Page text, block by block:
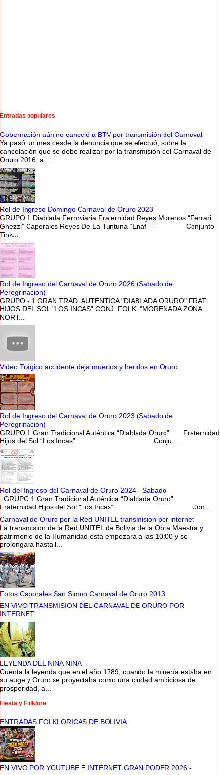
Entradas populares
Gobernación aún no canceló a BTV por transmisión del Carnaval
Ya pasó un mes desde la denuncia que se efectuó, sobre la
cancelación que se debe realizar por la transmisión del Carnaval de
Oruro 2016, a ...
Rol de Ingreso Domingo Carnaval de Oruro 2023
GRUPO 1 Diablada Ferroviaria Fraternidad Reyes Morenos “Ferrari
Ghezzi” Caporales Reyes De La Tuntuna “Enaf ” Conjunto
Tink...
Rol de Ingreso del Carnaval de Oruro 2026 (Sabado de
Peregrinación)
GRUPO - 1 GRAN TRAD. AUTÉNTICA "DIABLADA ORURO" FRAT.
HIJOS DEL SOL "LOS INCAS" CONJ. FOLK. "MORENADA ZONA
NORT...
Video Trágico accidente deja muertos y heridos en Oruro
Rol de Ingreso del Carnaval de Oruro 2023 (Sabado de
Peregrinación)
GRUPO 1 Gran Tradicional Auténtica “Diablada Oruro” Fraternidad
Hijos del Sol “Los Incas” Conju...
Rol del Ingreso del Carnaval de Oruro 2024 - Sabado
GRUPO 1 Gran Tradicional Auténtica “Diablada Oruro”
Fraternidad Hijos del Sol “Los Incas” Con...
Carnaval de Oruro por la Red UNITEL transmision por internet
La transmision de la Red UNITEL de Bolivia de la Obra Maestra y
patrimonio de la Humanidad esta empezara a las 10:00 y se
prolongara hasta l...
Fotos Caporales San Simon Carnaval de Oruro 2013
EN VIVO TRANSMISION DEL CARNAVAL DE ORURO POR
INTERNET
LEYENDA DEL NINA NINA
Cuenta la leyenda que en el año 1789, cuando la minería estaba en
su auge y Oruro se proyectaba como una ciudad ambiciosa de
prosperidad, a...
Fiesta y Folklore
ENTRADAS FOLKLORICAS DE BOLIVIA
EN VIVO POR YOUTUBE E INTERNET GRAN PODER 2026 -